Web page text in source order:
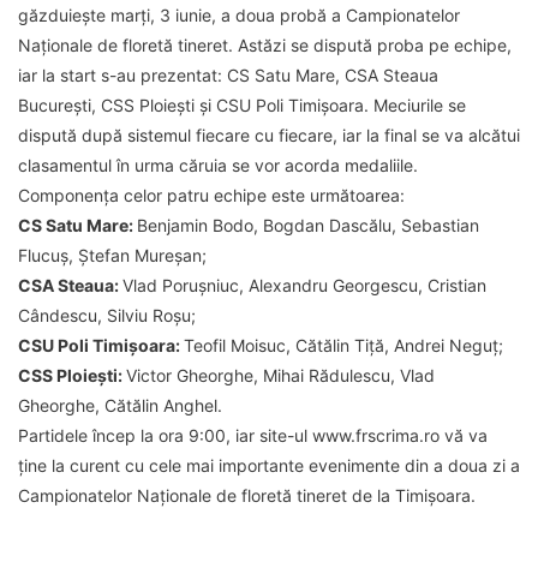
găzduiește marți, 3 iunie, a doua probă a Campionatelor
Naționale de floretă tineret. Astăzi se dispută proba pe echipe,
iar la start s-au prezentat: CS Satu Mare, CSA Steaua
București, CSS Ploiești și CSU Poli Timișoara. Meciurile se
dispută după sistemul fiecare cu fiecare, iar la final se va alcătui
clasamentul în urma căruia se vor acorda medaliile.
Componența celor patru echipe este următoarea:
CS Satu Mare: Benjamin Bodo, Bogdan Dascălu, Sebastian
Flucuș, Ștefan Mureșan;
CSA Steaua:Vlad Porușniuc, Alexandru Georgescu, Cristian
Cândescu, Silviu Roșu;
CSU Poli Timișoara:Teofil Moisuc, Cătălin Tiță, Andrei Neguț;
CSS Ploiești:Victor Gheorghe, Mihai Rădulescu, Vlad
Gheorghe, Cătălin Anghel.
Partidele încep la ora 9:00, iar site-ul www.frscrima.ro vă va
ține la curent cu cele mai importante evenimente din a doua zi a
Campionatelor Naționale de floretă tineret de la Timișoara.